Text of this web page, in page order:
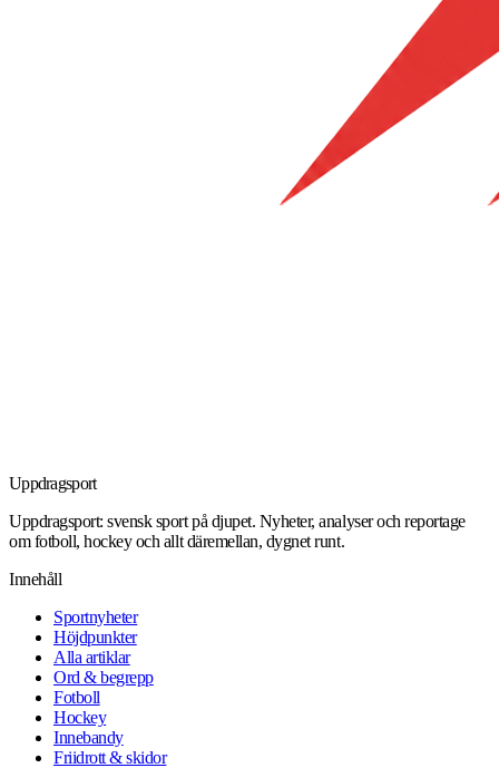
Uppdragsport
Uppdragsport: svensk sport på djupet. Nyheter, analyser och reportage
om fotboll, hockey och allt däremellan, dygnet runt.
Innehåll
Sportnyheter
Höjdpunkter
Alla artiklar
Ord & begrepp
Fotboll
Hockey
Innebandy
Friidrott & skidor